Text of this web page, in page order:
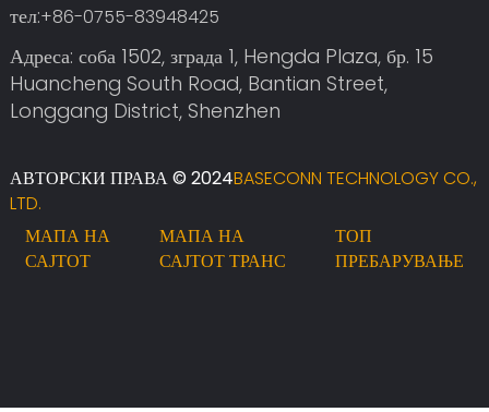
тел:+86-0755-83948425
Адреса: соба 1502, зграда 1, Hengda Plaza, бр. 15
Huancheng South Road, Bantian Street,
Longgang District, Shenzhen
АВТОРСКИ ПРАВА © 2024BASECONN TECHNOLOGY CO.,
LTD.
МАПА НА
САЈТОТ
МАПА НА
САЈТОТ ТРАНС
ТОП
ПРЕБАРУВАЊЕ